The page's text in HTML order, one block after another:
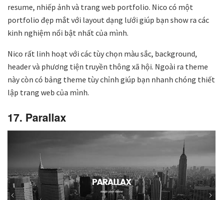
resume, nhiếp ảnh và trang web portfolio. Nico có một
portfolio đẹp mắt với layout dạng lưới giúp bạn show ra các
kinh nghiệm nổi bật nhất của mình.
Nico rất linh hoạt với các tùy chọn màu sắc, background,
header và phương tiện truyền thông xã hội. Ngoài ra theme
này còn có bảng theme tùy chỉnh giúp bạn nhanh chóng thiết
lập trang web của mình.
17. Parallax